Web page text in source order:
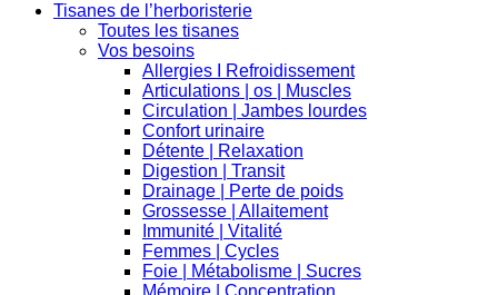
Tisanes de l’herboristerie
Toutes les tisanes
Vos besoins
Allergies I Refroidissement
Articulations | os | Muscles
Circulation | Jambes lourdes
Confort urinaire
Détente | Relaxation
Digestion | Transit
Drainage | Perte de poids
Grossesse | Allaitement
Immunité | Vitalité
Femmes | Cycles
Foie | Métabolisme | Sucres